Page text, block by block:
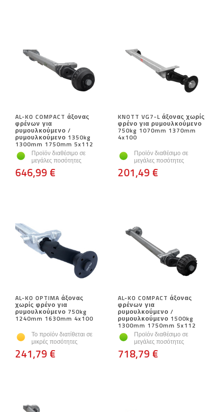
AL-KO COMPACT άξονας
φρένων για
ρυμουλκούμενο /
ρυμουλκούμενο 1350kg
1300mm 1750mm 5x112
Προϊόν διαθέσιμο σε
μεγάλες ποσότητες
646,99 €
KNOTT VG7-L άξονας χωρίς
φρένο για ρυμουλκούμενο
750kg 1070mm 1370mm
4x100
Προϊόν διαθέσιμο σε
μεγάλες ποσότητες
201,49 €
AL-KO OPTIMA άξονας
χωρίς φρένο για
ρυμουλκούμενο 750kg
1240mm 1630mm 4x100
Το προϊόν διατίθεται σε
μικρές ποσότητες
241,79 €
AL-KO COMPACT άξονας
φρένων για
ρυμουλκούμενο /
ρυμουλκούμενο 1500kg
1300mm 1750mm 5x112
Προϊόν διαθέσιμο σε
μεγάλες ποσότητες
718,79 €